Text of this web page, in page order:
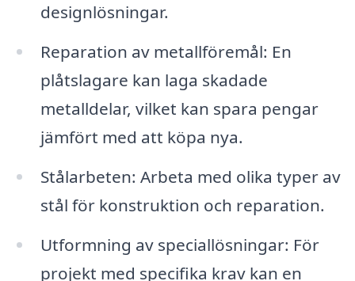
designlösningar.
Reparation av metallföremål: En
plåtslagare kan laga skadade
metalldelar, vilket kan spara pengar
jämfört med att köpa nya.
Stålarbeten: Arbeta med olika typer av
stål för konstruktion och reparation.
Utformning av speciallösningar: För
projekt med specifika krav kan en